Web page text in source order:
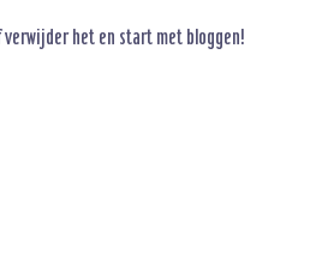
verwijder het en start met bloggen!